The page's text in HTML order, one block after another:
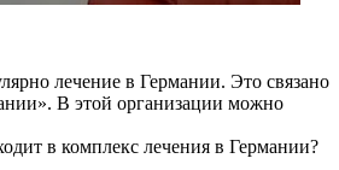
лечение в Германии. Это связано
В этой организации можно
в комплекс лечения в Германии?